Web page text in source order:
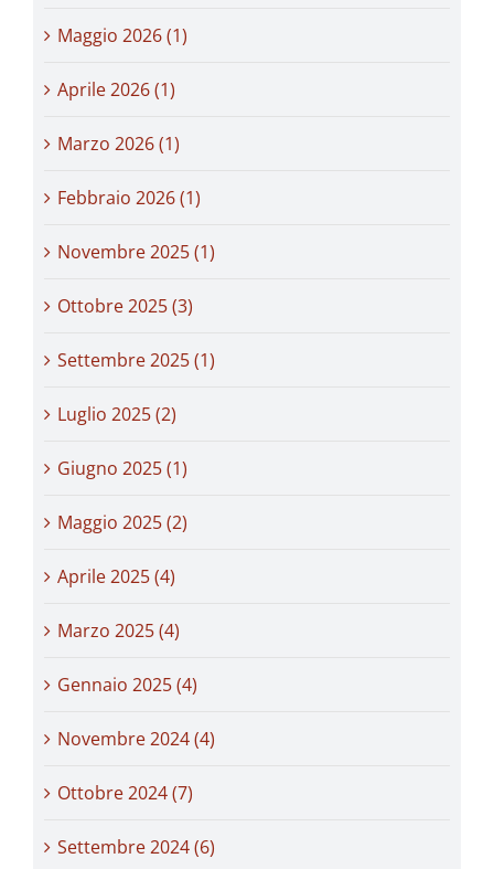
Maggio 2026 (1)
Aprile 2026 (1)
Marzo 2026 (1)
Febbraio 2026 (1)
Novembre 2025 (1)
Ottobre 2025 (3)
Settembre 2025 (1)
Luglio 2025 (2)
Giugno 2025 (1)
Maggio 2025 (2)
Aprile 2025 (4)
Marzo 2025 (4)
Gennaio 2025 (4)
Novembre 2024 (4)
Ottobre 2024 (7)
Settembre 2024 (6)